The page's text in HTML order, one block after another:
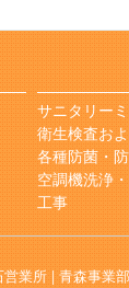
サニタリー
衛生検査お
各種防菌・
空調機洗浄
工事
営業所 | 青森事業